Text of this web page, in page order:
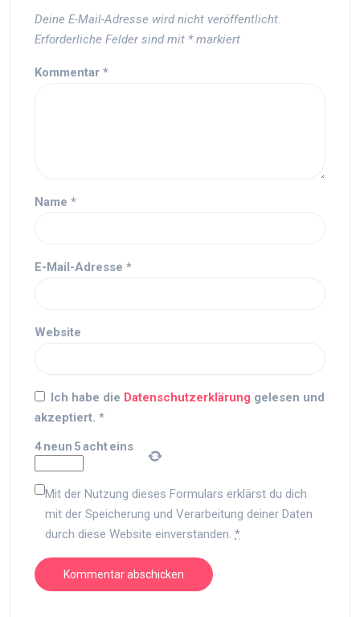
Deine E-Mail-Adresse wird nicht veröffentlicht.
Erforderliche Felder sind mit *markiert
Kommentar *
Name *
E-Mail-Adresse *
Website
Ich habe die Datenschutzerklärung gelesen und
akzeptiert. *
4neun 5achteins
Mit der Nutzung dieses Formulars erklärst du dich
mit der Speicherung und Verarbeitung deiner Daten
durch diese Website einverstanden. *